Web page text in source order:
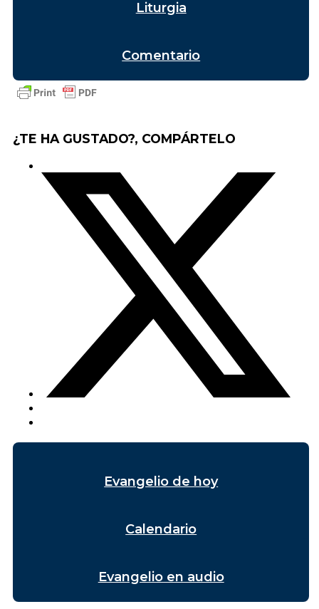
Liturgia
Comentario
¿TE HA GUSTADO?, COMPÁRTELO
Evangelio de hoy
Calendario
Evangelio en audio